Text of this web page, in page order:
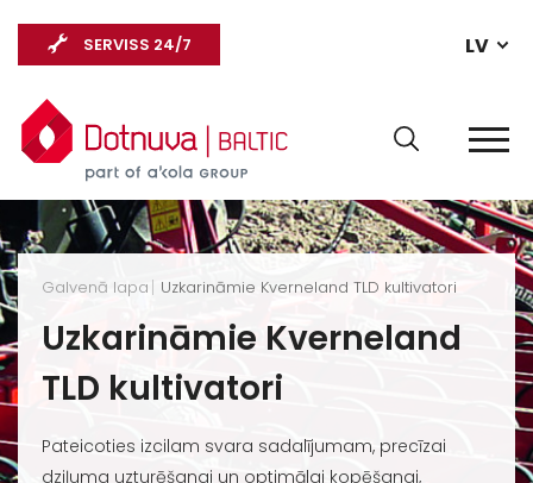
LV
SERVISS 24/7
Galvenā lapa Uzkarināmie Kverneland TLD kultivatori
Uzkarināmie Kverneland
TLD kultivatori
Pateicoties izcilam svara sadalījumam, precīzai
dziļuma uzturēšanai un optimālai kopēšanai,